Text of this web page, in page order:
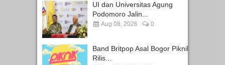
UI dan Universitas Agung
Podomoro Jalin...
Aug 08, 2026 0
Band Britpop Asal Bogor Piknik
Rilis...